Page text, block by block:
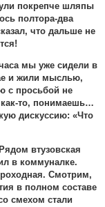
покрепче шляпы
полтора-два
что дальше не
мы уже сидели в
и жили мыслью,
с просьбой не
как-то, понимаешь…
дискуссию: «Что
втузовская
в коммуналке.
Смотрим,
в полном составе
смехом стали